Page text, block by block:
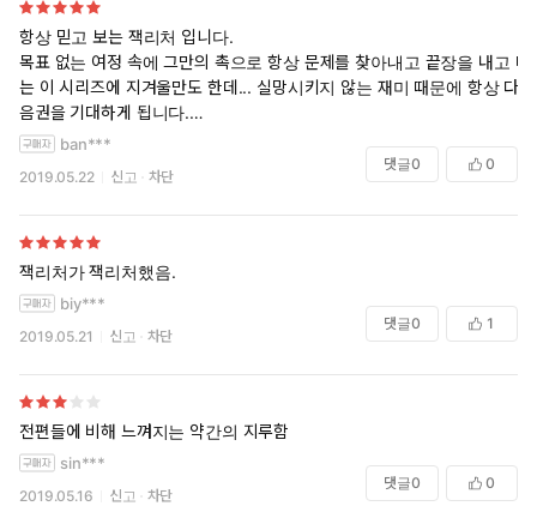
항상 믿고 보는 잭리처 입니다.
목표 없는 여정 속에 그만의 촉으로 항상 문제를 찾아내고 끝장을 내고 마
는 이 시리즈에 지겨울만도 한데... 실망시키지 않는 재미 때문에 항상 다
음권을 기대하게 됩니다.
이번 편은 특히 진상을 알아갈 수록 새롭게 나타나는 인물, 상황 등을 통
해 이야기가 확장되면서 전체의 구조가 드러나는 내용인데다 리처의 싸
움꾼으로서의 활약을 가감없이 드러내는 대목들이 있어 '역시! 잭리처야!'
하는 통쾌함과 만족감이 높았습니다.
ban***
2019.05.22 신고 차단
댓글0 0
잭리처가 잭리처했음.
biy***
2019.05.21 신고 차단
댓글0 1
전편들에 비해 느껴지는 약간의 지루함
sin***
2019.05.16 신고 차단
댓글0 0